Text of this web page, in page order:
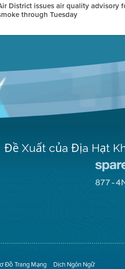
District issues air quality advisory
through Tuesday
Đề Xuất của Địa Hạt
Đồ Trang Mạng Dịch Ngôn Ngữ